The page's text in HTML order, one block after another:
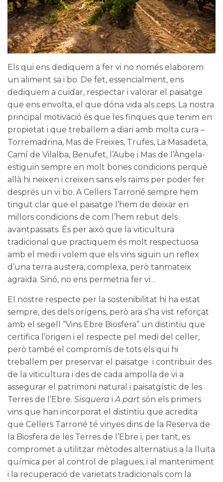
Els qui ens dediquem a fer vi no només elaborem
un aliment sa i bo. De fet, essencialment, ens
dediquem a cuidar, respectar i valorar el paisatge
que ens envolta, el que dóna vida als ceps. La nostra
principal motivació és que les finques que tenim en
propietat i que treballem a diari amb molta cura –
Torremadrina, Mas de Freixes, Trufes, La Masadeta,
Camí de Vilalba, Benufet, l’Aube i Mas de l’Àngela-
estiguin sempre en molt bones condicions perquè
allà hi neixen i creixen sans els raïms per poder fer
després un vi bo. A Cellers Tarroné sempre hem
tingut clar que el paisatge l’hem de deixar en
millors condicions de com l’hem rebut dels
avantpassats. És per això que la viticultura
tradicional que practiquem és molt respectuosa
amb el medi i volem que els vins siguin un reflex
d’una terra austera, complexa, però tanmateix
agraïda. Sinó, no ens permetria fer vi…
El nostre respecte per la sostenibilitat hi ha estat
sempre, des dels orígens, però ara s’ha vist reforçat
amb el segell “Vins Ebre Biosfera” un distintiu que
certifica l’origen i el respecte pel medi del celler,
però també el compromís de tots els qui hi
treballem per preservar el paisatge i contribuir des
de la viticultura i des de cada ampolla de vi a
assegurar el patrimoni natural i paisatgístic de les
Terres de l’Ebre. Sisquera iA part són els primers
vins que han incorporat el distintiu que acredita
que Cellers Tarroné té vinyes dins de la Reserva de
la Biosfera de les Terres de l’Ebre i, per tant, es
compromet a utilitzar mètodes alternatius a la lluita
química per al control de plagues, i al manteniment
i la recuperació de varietats tradicionals com la